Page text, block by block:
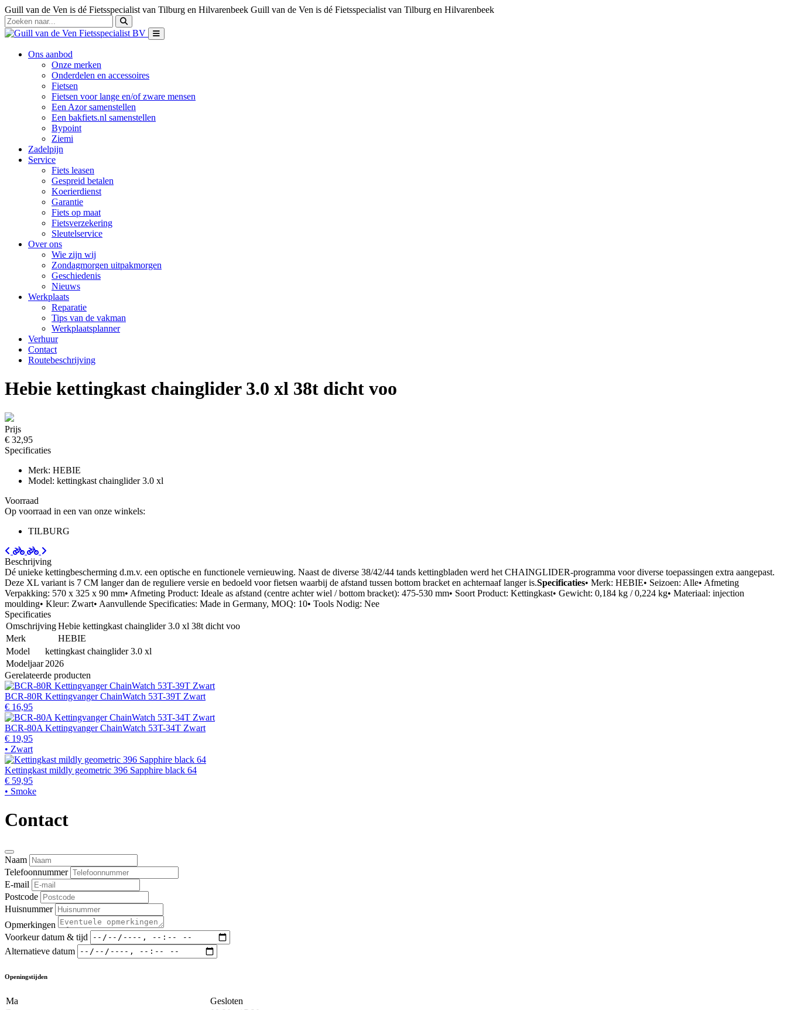
Guill van de Ven is dé Fietsspecialist van Tilburg en Hilvarenbeek Guill van de Ven is dé Fietsspecialist van Tilburg en Hilvarenbeek
Ons aanbod
Onze merken
Onderdelen en accessoires
Fietsen
Fietsen voor lange en/of zware mensen
Een Azor samenstellen
Een bakfiets.nl samenstellen
Bypoint
Ziemi
Zadelpijn
Service
Fiets leasen
Gespreid betalen
Koerierdienst
Garantie
Fiets op maat
Fietsverzekering
Sleutelservice
Over ons
Wie zijn wij
Zondagmorgen uitpakmorgen
Geschiedenis
Nieuws
Werkplaats
Reparatie
Tips van de vakman
Werkplaatsplanner
Verhuur
Contact
Routebeschrijving
Hebie kettingkast chainglider 3.0 xl 38t dicht voo
Prijs
€ 32,95
Specificaties
Merk: HEBIE
Model: kettingkast chainglider 3.0 xl
Voorraad
Op voorraad in een van onze winkels:
TILBURG
Beschrijving
Dé unieke kettingbescherming d.m.v. een optische en functionele vernieuwing. Naast de diverse 38/42/44 tands kettingbladen werd het CHAINGLIDER-programma voor diverse toepassingen extra aangepast.
Deze XL variant is 7 CM langer dan de reguliere versie en bedoeld voor fietsen waarbij de afstand tussen bottom bracket en achternaaf langer is.Specificaties• Merk: HEBIE• Seizoen: Alle• Afmeting
Verpakking: 570 x 325 x 90 mm• Afmeting Product: Ideale as afstand (centre achter wiel / bottom bracket): 475-530 mm• Soort Product: Kettingkast• Gewicht: 0,184 kg / 0,224 kg• Materiaal: injection
moulding• Kleur: Zwart• Aanvullende Specificaties: Made in Germany, MOQ: 10• Tools Nodig: Nee
Specificaties
OmschrijvingHebie kettingkast chainglider 3.0 xl 38t dicht voo
Merk
HEBIE
Model
kettingkast chainglider 3.0 xl
Modeljaar 2026
Gerelateerde producten
BCR-80R Kettingvanger ChainWatch 53T-39T Zwart
€ 16,95
BCR-80A Kettingvanger ChainWatch 53T-34T Zwart
€ 19,95
• Zwart
Kettingkast mildly geometric 396 Sapphire black 64
€ 59,95
• Smoke
Contact
Naam
Telefoonnummer
E-mail
Postcode
Huisnummer
Opmerkingen
Voorkeur datum & tijd
Alternatieve datum
Openingstijden
Ma
Gesloten